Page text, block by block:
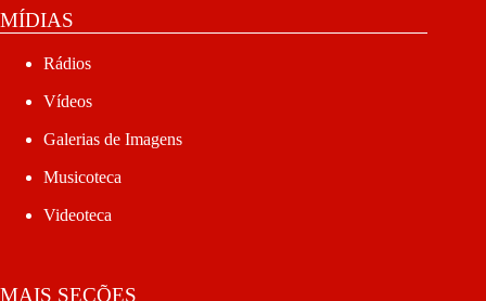
MÍDIAS
Rádios
Vídeos
Galerias de Imagens
Musicoteca
Videoteca
MAIS SEÇÕES